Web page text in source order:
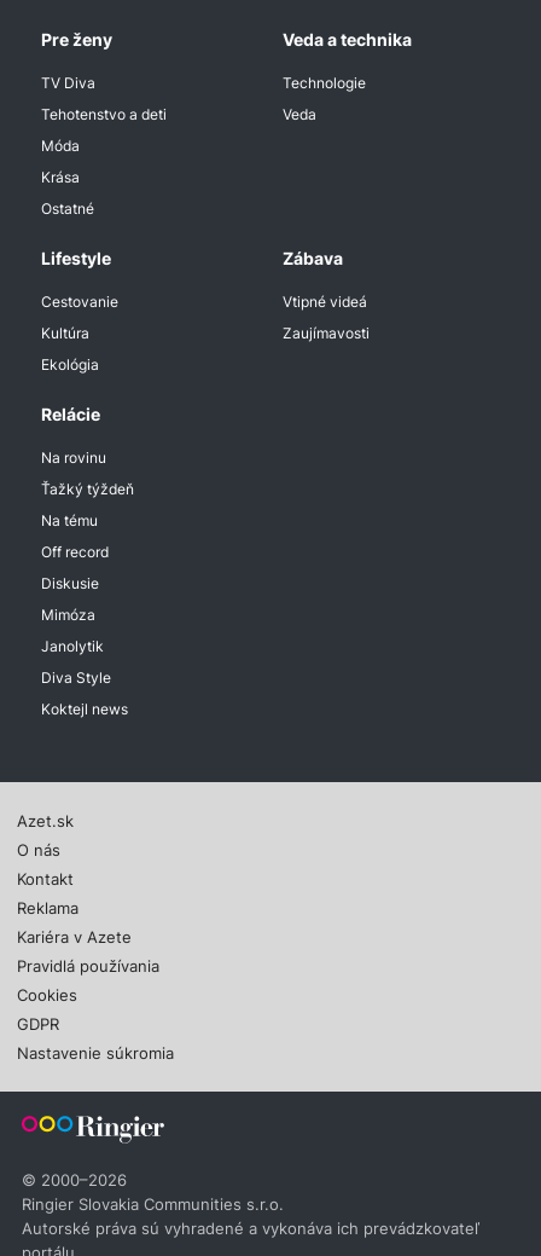
Pre ženy
TV Diva
Tehotenstvo a deti
Móda
Krása
Ostatné
Veda a technika
Technologie
Veda
Lifestyle
Cestovanie
Kultúra
Ekológia
Zábava
Vtipné videá
Zaujímavosti
Relácie
Na rovinu
Ťažký týždeň
Na tému
Off record
Diskusie
Mimóza
Janolytik
Diva Style
Koktejl news
Azet.sk
O nás
Kontakt
Reklama
Kariéra v Azete
Pravidlá používania
Cookies
GDPR
Nastavenie súkromia
© 2000–2026
Ringier Slovakia Communities s.r.o.
Autorské práva sú vyhradené a vykonáva ich prevádzkovateľ